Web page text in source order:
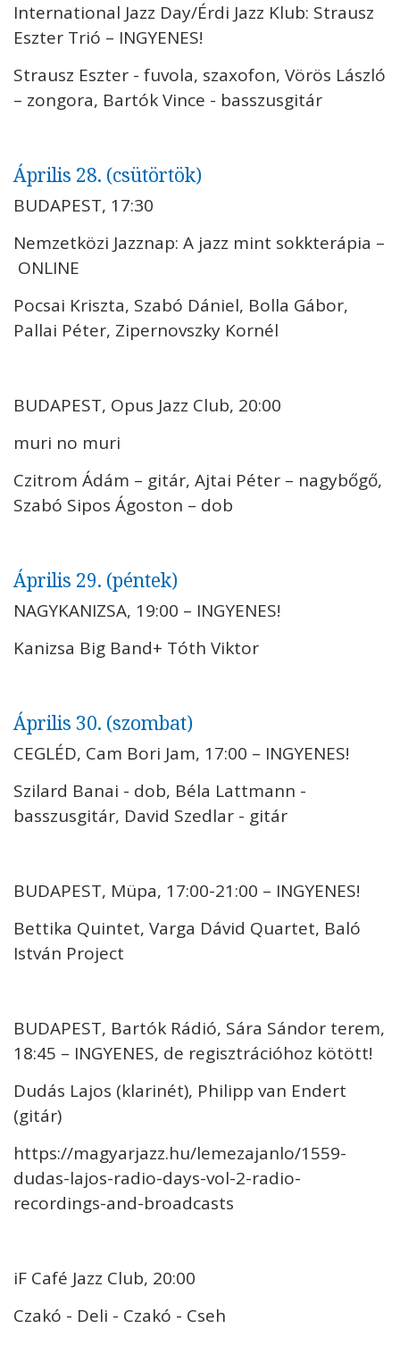
International Jazz Day/Érdi Jazz Klub: Strausz
Eszter Trió – INGYENES!
Strausz Eszter - fuvola, szaxofon, Vörös László
– zongora, Bartók Vince - basszusgitár
Április 28. (csütörtök)
BUDAPEST, 17:30
Nemzetközi Jazznap: A jazz mint sokkterápia –
ONLINE
Pocsai Kriszta, Szabó Dániel, Bolla Gábor,
Pallai Péter, Zipernovszky Kornél
BUDAPEST, Opus Jazz Club, 20:00
muri no muri
Czitrom Ádám – gitár, Ajtai Péter – nagybőgő,
Szabó Sipos Ágoston – dob
Április 29. (péntek)
NAGYKANIZSA, 19:00 – INGYENES!
Kanizsa Big Band+ Tóth Viktor
Április 30. (szombat)
CEGLÉD, Cam Bori Jam, 17:00 – INGYENES!
Szilard Banai - dob, Béla Lattmann -
basszusgitár, David Szedlar - gitár
BUDAPEST, Müpa, 17:00-21:00 – INGYENES!
Bettika Quintet, Varga Dávid Quartet, Baló
István Project
BUDAPEST, Bartók Rádió, Sára Sándor terem,
18:45 – INGYENES, de regisztrációhoz kötött!
Dudás Lajos (klarinét), Philipp van Endert
(gitár)
https://magyarjazz.hu/lemezajanlo/1559-
dudas-lajos-radio-days-vol-2-radio-
recordings-and-broadcasts
iF Café Jazz Club, 20:00
Czakó - Deli - Czakó - Cseh